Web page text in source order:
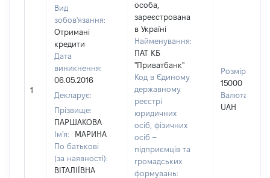
1
Вид
зобов'язання:
Отримані
кредити
Дата
виникнення:
06.05.2016
Декларує:
Прізвище:
ПАРШАКОВА
Ім'я:
МАРИНА
По батькові
(за наявності):
ВІТАЛІЇВНА
особа,
зареєстрована
в Україні
Найменування:
ПАТ КБ
"Приватбанк"
Код в Єдиному
державному
реєстрі
юридичних
осіб, фізичних
осіб –
підприємців та
громадських
формувань:
Розмір:
15000
Валюта:
UAH